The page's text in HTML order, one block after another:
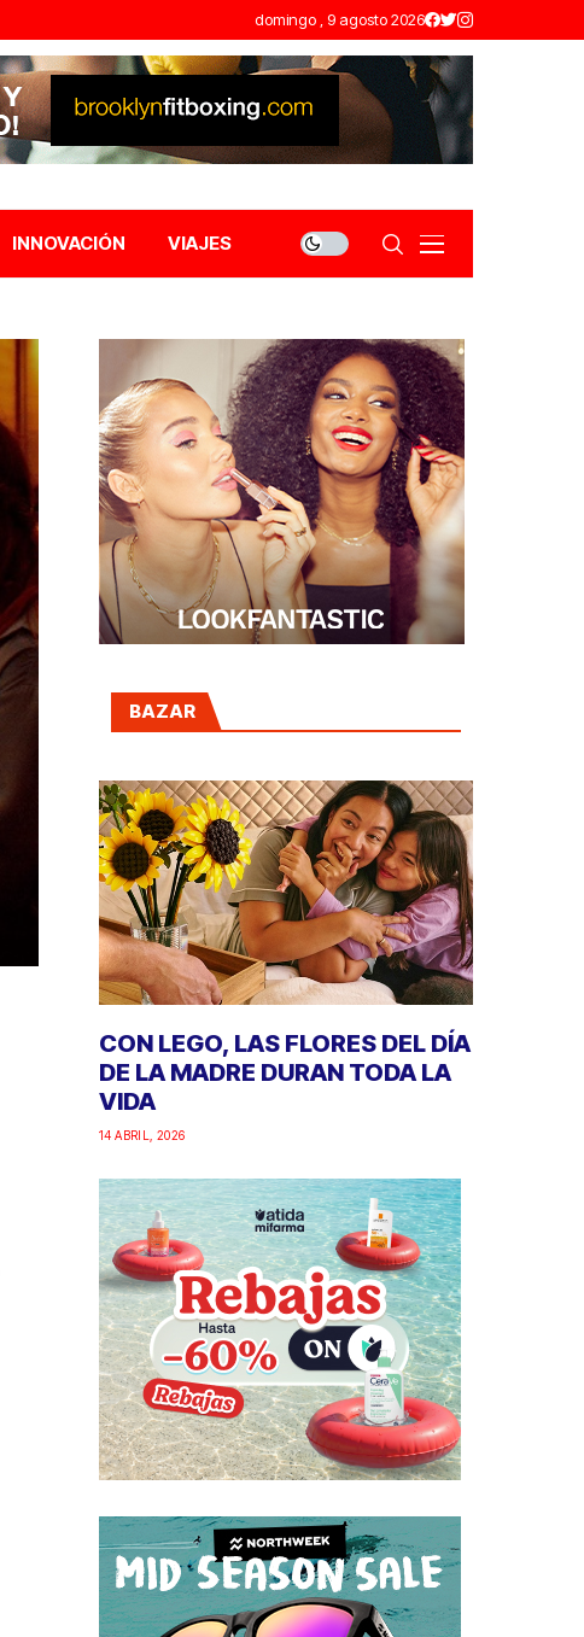
domingo , 9 agosto 2026
INNOVACIÓN VIAJES
BAZAR
CON LEGO, LAS FLORES DEL DÍA
DE LA MADRE DURAN TODA LA
VIDA
14 ABRIL, 2026